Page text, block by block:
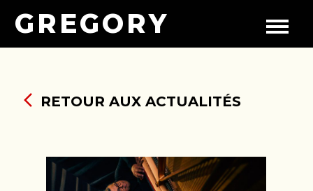
GREGORY
RETOUR AUX ACTUALITÉS